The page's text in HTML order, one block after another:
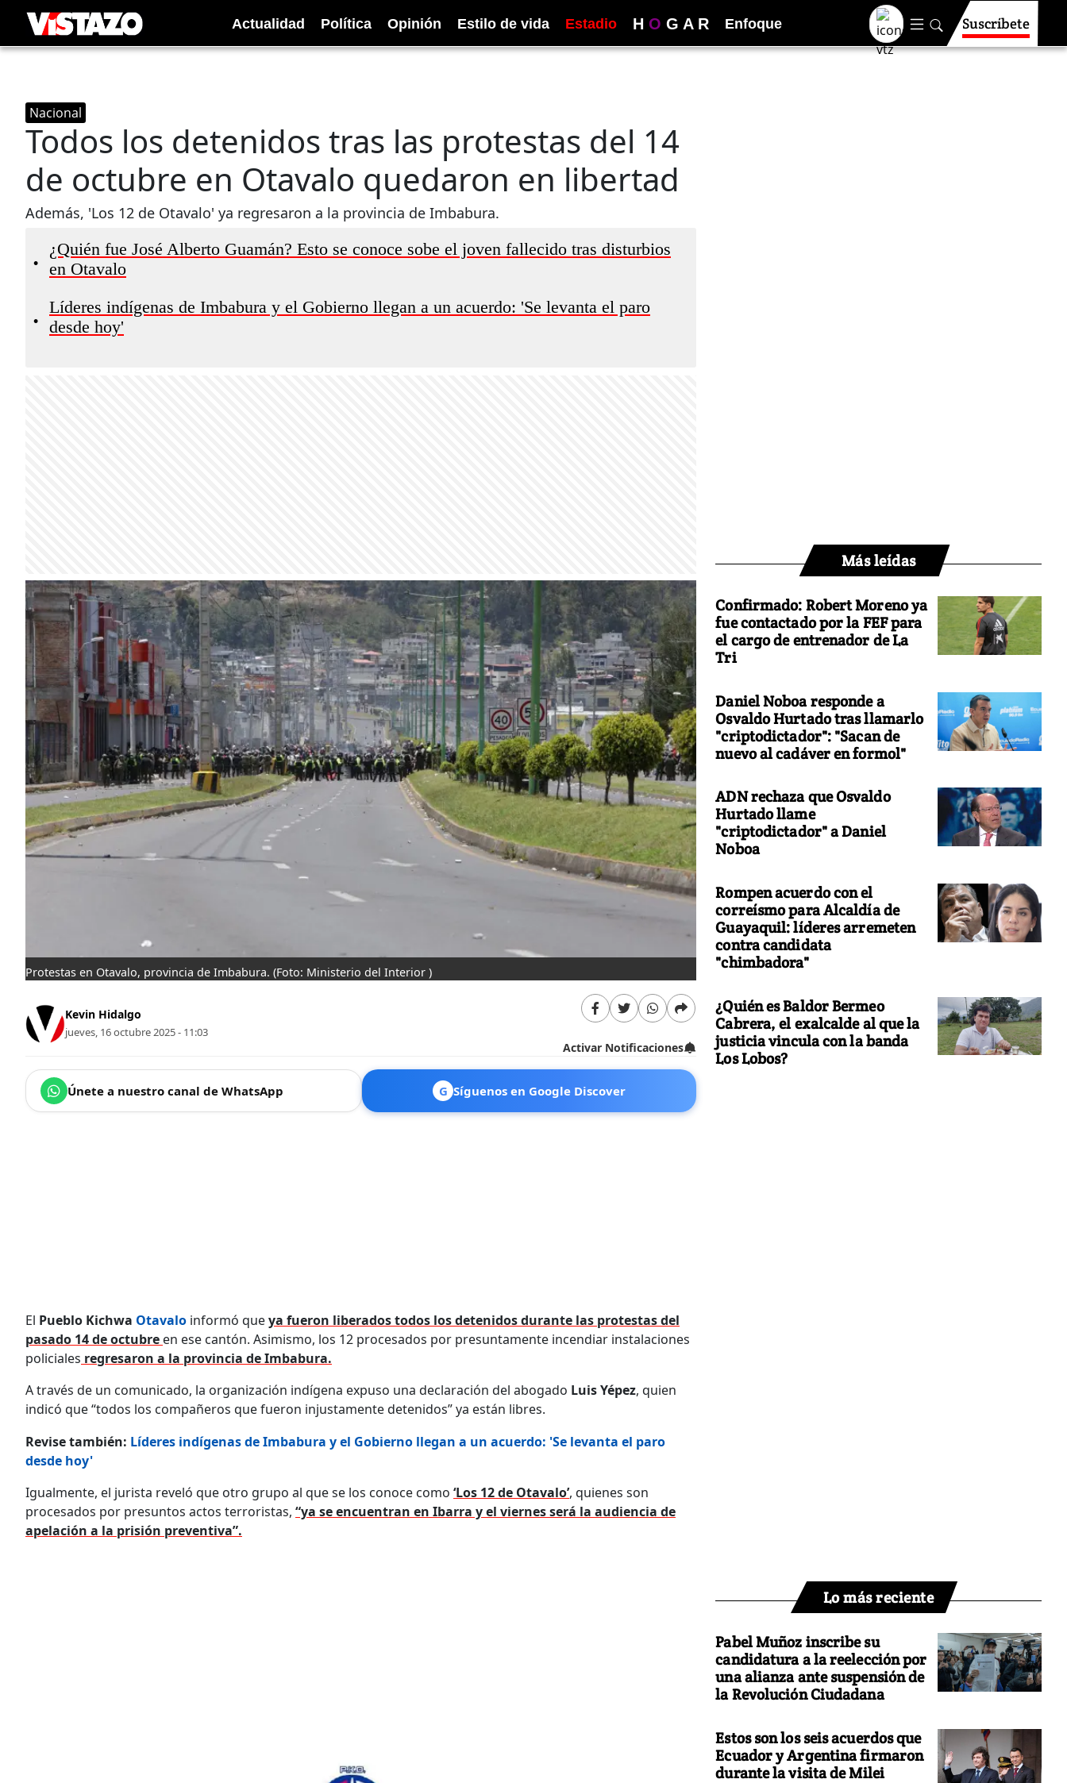
Actualidad Política Opinión Estilo de vida Estadio H O G A R Enfoque Suscríbete
Nacional
Todos los detenidos tras las protestas del 14
de octubre en Otavalo quedaron en libertad
Además, 'Los 12 de Otavalo' ya regresaron a la provincia de Imbabura.
•
¿Quién fue José Alberto Guamán? Esto se conoce sobe el joven fallecido tras disturbios
en Otavalo
•
Líderes indígenas de Imbabura y el Gobierno llegan a un acuerdo: 'Se levanta el paro
desde hoy'
Protestas en Otavalo, provincia de Imbabura. (Foto: Ministerio del Interior )
Kevin Hidalgo
jueves, 16 octubre 2025 - 11:03
Activar Notificaciones
Únete a nuestro canal de WhatsApp G Síguenos en Google Discover
El Pueblo Kichwa Otavalo informó queya fueron liberados todos los detenidos durante las protestas del
pasado 14 de octubre en ese cantón. Asimismo, los 12 procesados por presuntamente incendiar instalaciones
policiales regresaron a la provincia de Imbabura.
A través de un comunicado, la organización indígena expuso una declaración del abogado Luis Yépez, quien
indicó que “todos los compañeros que fueron injustamente detenidos” ya están libres.
Revise también: Líderes indígenas de Imbabura y el Gobierno llegan a un acuerdo: 'Se levanta el paro
desde hoy'
Igualmente, el jurista reveló que otro grupo al que se los conoce como ‘Los 12 de Otavalo’, quienes son
procesados por presuntos actos terroristas, “ya se encuentran en Ibarra y el viernes será la audiencia de
apelación a la prisión preventiva”.
Más leídas
Confirmado: Robert Moreno ya
fue contactado por la FEF para
el cargo de entrenador de La
Tri
Daniel Noboa responde a
Osvaldo Hurtado tras llamarlo
"criptodictador": "Sacan de
nuevo al cadáver en formol"
ADN rechaza que Osvaldo
Hurtado llame
"criptodictador" a Daniel
Noboa
Rompen acuerdo con el
correísmo para Alcaldía de
Guayaquil: líderes arremeten
contra candidata
"chimbadora"
¿Quién es Baldor Bermeo
Cabrera, el exalcalde al que la
justicia vincula con la banda
Los Lobos?
Lo más reciente
Pabel Muñoz inscribe su
candidatura a la reelección por
una alianza ante suspensión de
la Revolución Ciudadana
Estos son los seis acuerdos que
Ecuador y Argentina firmaron
durante la visita de Milei